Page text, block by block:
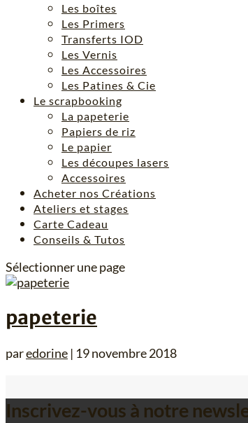
Les boîtes
Les Primers
Transferts IOD
Les Vernis
Les Accessoires
Les Patines & Cie
Le scrapbooking
La papeterie
Papiers de riz
Le papier
Les découpes lasers
Accessoires
Acheter nos Créations
Ateliers et stages
Carte Cadeau
Conseils & Tutos
Sélectionner une page
papeterie
paredorine | 19 novembre 2018
Inscrivez-vous à notre